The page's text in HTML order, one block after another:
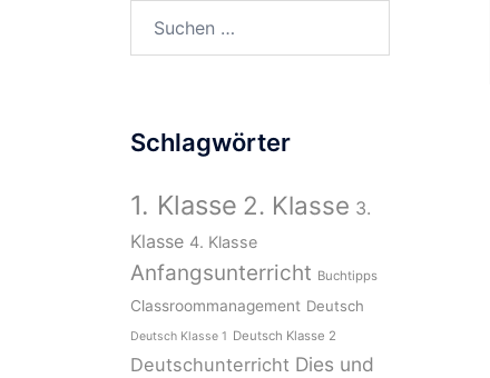
nach:
Schlagwörter
1. Klasse 2. Klasse 3.
Klasse 4. Klasse
Anfangsunterricht Buchtipps
Classroommanagement Deutsch
Deutsch Klasse 1 Deutsch Klasse 2
Deutschunterricht Dies und